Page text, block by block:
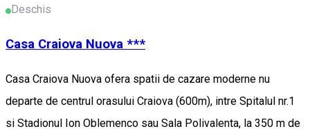
Deschis
Casa Craiova Nuova ***
Casa Craiova Nuova ofera spatii de cazare moderne nu
departe de centrul orasului Craiova (600m), intre Spitalul nr.1
si Stadionul Ion Oblemenco sau Sala Polivalenta, la 350 m de